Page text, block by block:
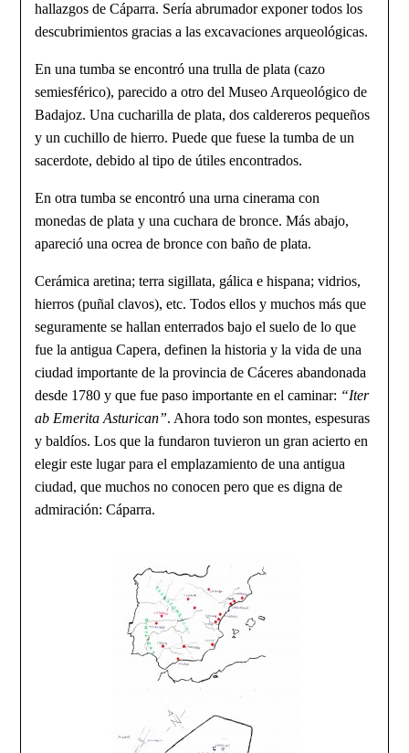
hallazgos de Cáparra. Sería abrumador exponer todos los
descubrimientos gracias a las excavaciones arqueológicas.
En una tumba se encontró una trulla de plata (cazo
semiesférico), parecido a otro del Museo Arqueológico de
Badajoz. Una cucharilla de plata, dos caldereros pequeños
y un cuchillo de hierro. Puede que fuese la tumba de un
sacerdote, debido al tipo de útiles encontrados.
En otra tumba se encontró una urna cinerama con
monedas de plata y una cuchara de bronce. Más abajo,
apareció una ocrea de bronce con baño de plata.
Cerámica aretina; terra sigillata, gálica e hispana; vidrios,
hierros (puñal clavos), etc. Todos ellos y muchos más que
seguramente se hallan enterrados bajo el suelo de lo que
fue la antigua Capera, definen la historia y la vida de una
ciudad importante de la provincia de Cáceres abandonada
desde 1780 y que fue paso importante en el caminar: “Iter
ab Emerita Asturican”. Ahora todo son montes, espesuras
y baldíos. Los que la fundaron tuvieron un gran acierto en
elegir este lugar para el empla­zamiento de una antigua
ciudad, que muchos no conocen pero que es digna de
admiración: Cáparra.